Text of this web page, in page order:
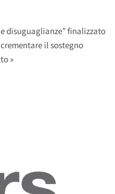
disuguaglianze” finalizzato
il sostegno
»